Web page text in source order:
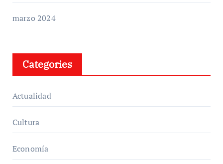
marzo 2024
Categories
Actualidad
Cultura
Economía